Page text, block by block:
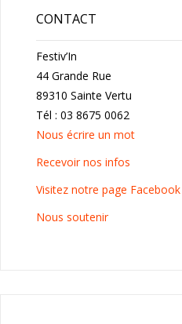
CONTACT
Festiv’In
44 Grande Rue
89310 Sainte Vertu
Tél : 03 8675 0062
Nous écrire un mot
Recevoir nos infos
Visitez notre page Facebook
Nous soutenir